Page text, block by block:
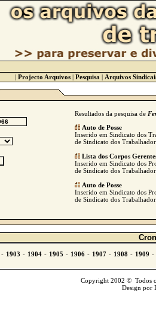
| Projecto Arquivos | Pesquisa | Arquivos
Resultados da pesquisa de
Auto de Posse
Inserido em Sindicato dos
de Sindicato dos
Lista dos Corpos
Inserido em Sindicato dos
de Sindicato dos
Auto de Posse
Inserido em Sindicato dos
de Sindicato dos
Copyright 2002 © Todos
Design por